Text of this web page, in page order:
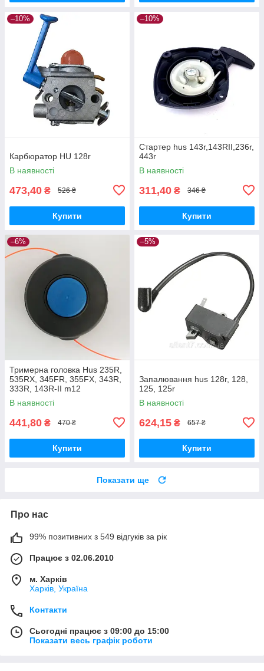
–10%
Карбюратор HU 128r
В наявності
473,40 ₴ 526 ₴
Купити
–10%
Стартер hus 143r,143RII,236r,
443r
В наявності
311,40 ₴ 346 ₴
Купити
–6%
Тримерна головка Hus 235R,
535RX, 345FR, 355FX, 343R,
333R, 143R-II m12
В наявності
441,80 ₴ 470 ₴
Купити
–5%
Запалювання hus 128r, 128,
125, 125r
В наявності
624,15 ₴ 657 ₴
Купити
Показати ще
Про нас
99% позитивних з 549 відгуків за рік
Працює з 02.06.2010
м. Харків
Харків, Україна
Контакти
Сьогодні працює з 09:00 до 15:00
Показати весь графік роботи